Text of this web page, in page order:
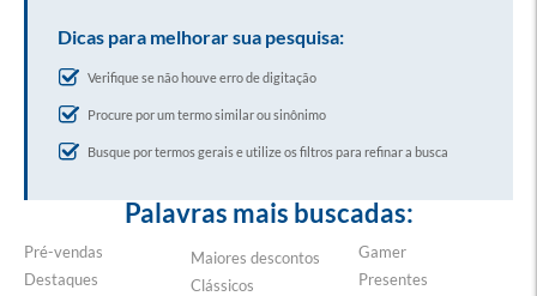
Dicas para melhorar sua pesquisa:
Verifique se não houve erro de digitação
Procure por um termo similar ou sinônimo
Busque por termos gerais e utilize os filtros para refinar a busca
Palavras mais buscadas:
Pré-vendas
Destaques
Maiores descontos
Clássicos
Gamer
Presentes